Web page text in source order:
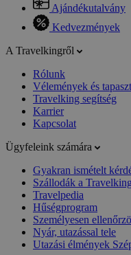
Ajándékutalvány
Kedvezmények
A Travelkingről
Rólunk
Vélemények és
Travelking segítség
Karrier
Kapcsolat
Ügyfeleink számára
Gyakran ismételt
Szállodák a
Travelpedia
Hűségprogram
Személyesen
Nyár, utazással tele
Utazási élmények